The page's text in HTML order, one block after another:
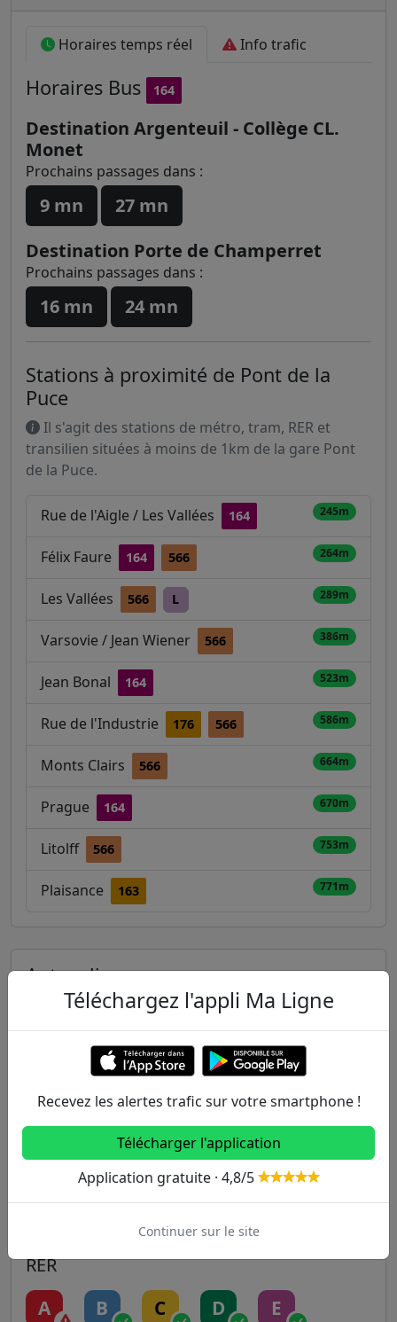
Horaires temps réel Info trafic
Horaires Bus 164
Destination Argenteuil - Collège CL.
Monet
Prochains passages dans :
9 mn
27 mn
Destination Porte de Champerret
Prochains passages dans :
16 mn 24 mn
Stations à proximité de Pont de la
Puce
Il s'agit des stations de métro, tram, RER et
transilien situées à moins de 1km de la gare Pont
de la Puce.
Rue de l'Aigle / Les Vallées 164 245m
Félix Faure 164 566 264m
Les Vallées 566 L 289m
Varsovie / Jean Wiener 566 386m
Jean Bonal 164 523m
Rue de l'Industrie 176 566 586m
Monts Clairs 566 664m
Prague 164 670m
Litolff 566 753m
Plaisance 163 771m
Autres lignes
Metro
2 3 3B 4
5 6 7 7B 8
9 10 11 12 13
14
RER
A B C D E
Téléchargez l'appli Ma Ligne
Recevez les alertes trafic sur votre smartphone !
Télécharger l'application
Application gratuite · 4,8/5
Continuer sur le site